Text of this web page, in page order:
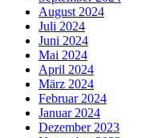
August 2024
Juli 2024
Juni 2024
Mai 2024
April 2024
März 2024
Februar 2024
Januar 2024
Dezember 2023